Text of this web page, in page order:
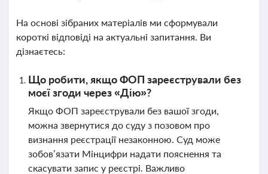
На основі зібраних матеріалів ми сформували
короткі відповіді на актуальні запитання. Ви
дізнаєтесь:
Що робити, якщо ФОП зареєстрували без
моєї згоди через «Дію»?
Якщо ФОП зареєстрували без вашої згоди,
можна звернутися до суду з позовом про
визнання реєстрації незаконною. Суд може
зобов’язати Мінцифри надати пояснення та
скасувати запис у реєстрі. Важливо